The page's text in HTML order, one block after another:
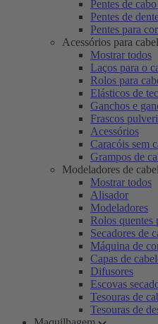
Pentes de
Pentes de
Pentes para
Acessórios para
Mostrar todos
Laços para o
Rolos para
Elásticos de
Ganchos e
Frascos
Acessórios
Caracóis sem
Grampos de
Modeladores de
Mostrar todos
Alisador
Modeladores
Rolos quentes
Secadores de
Máquina de
Capas de
Difusores
Escovas
Tesouras de
Tesouras de